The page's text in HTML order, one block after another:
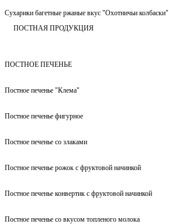
Сухарики багетные ржаные вкус "Охотничьи колбаски"
ПОСТНАЯ ПРОДУКЦИЯ
ПОСТНОЕ ПЕЧЕНЬЕ
Постное печенье "Клема"
Постное печенье фигурное
Постное печенье со злаками
Постное печенье рожок с фруктовой начинкой
Постное печенье конвертик с фруктовой начинкой
Постное печенье со вкусом топленого молока